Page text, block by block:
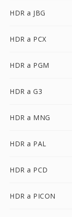
HDR a JBG
HDR a PCX
HDR a PGM
HDR a G3
HDR a MNG
HDR a PAL
HDR a PCD
HDR a PICON